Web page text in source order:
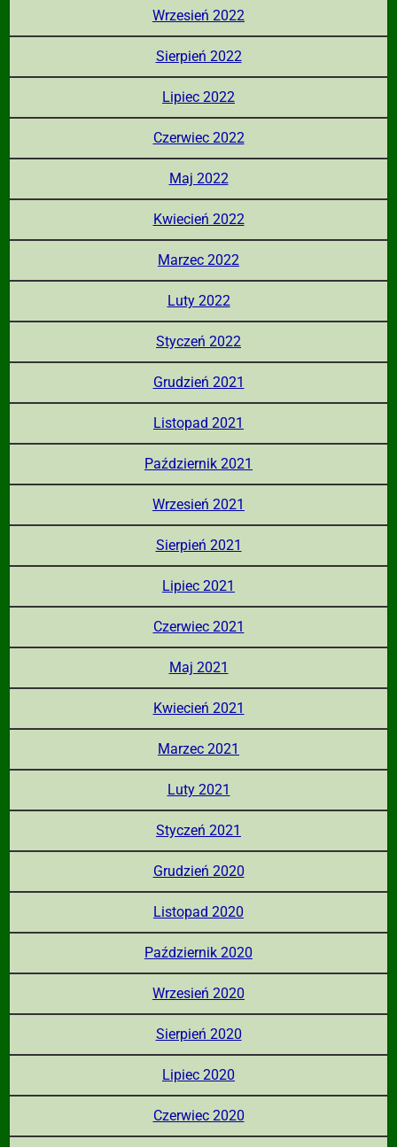
Wrzesień 2022
Sierpień 2022
Lipiec 2022
Czerwiec 2022
Maj 2022
Kwiecień 2022
Marzec 2022
Luty 2022
Styczeń 2022
Grudzień 2021
Listopad 2021
Październik 2021
Wrzesień 2021
Sierpień 2021
Lipiec 2021
Czerwiec 2021
Maj 2021
Kwiecień 2021
Marzec 2021
Luty 2021
Styczeń 2021
Grudzień 2020
Listopad 2020
Październik 2020
Wrzesień 2020
Sierpień 2020
Lipiec 2020
Czerwiec 2020